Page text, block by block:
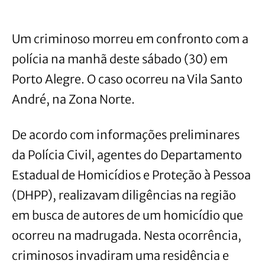
Um criminoso morreu em confronto com a
polícia na manhã deste sábado (30) em
Porto Alegre. O caso ocorreu na Vila Santo
André, na Zona Norte.
De acordo com informações preliminares
da Polícia Civil, agentes do Departamento
Estadual de Homicídios e Proteção à Pessoa
(DHPP), realizavam diligências na região
em busca de autores de um homicídio que
ocorreu na madrugada. Nesta ocorrência,
criminosos invadiram uma residência e